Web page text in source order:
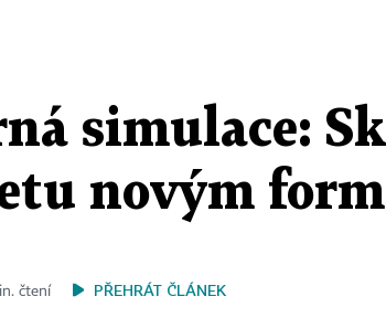
simulace:
novým
čtení PŘEHRÁT ČLÁNEK